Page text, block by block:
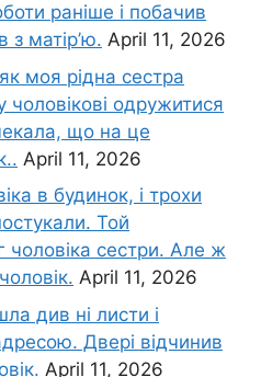
раніше і побачив
з матір’ю. April 11, 2026
моя рідна сестра
одружитися
що на це
April 11, 2026
в будинок, і трохи
Той
чоловіка сестри. Але ж
April 11, 2026
див ні листи і
Двері відчинив
April 11, 2026